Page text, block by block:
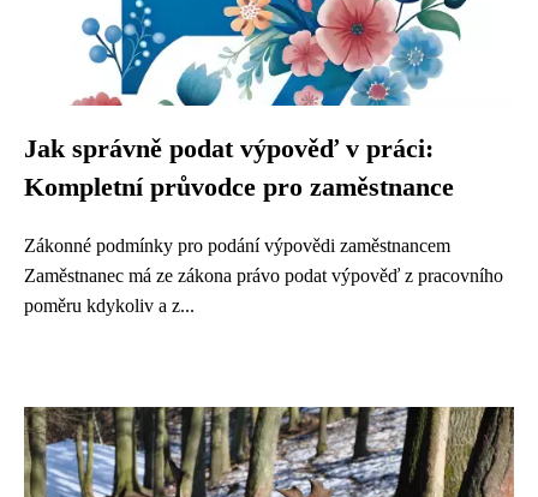
Jak správně podat výpověď v práci:
Kompletní průvodce pro zaměstnance
Zákonné podmínky pro podání výpovědi zaměstnancem
Zaměstnanec má ze zákona právo podat výpověď z pracovního
poměru kdykoliv a z...